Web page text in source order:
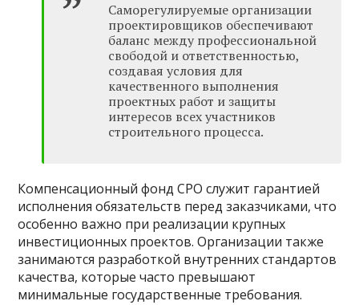
Саморегулируемые организации
проектировщиков обеспечивают
баланс между профессиональной
свободой и ответственностью,
создавая условия для
качественного выполнения
проектных работ и защиты
интересов всех участников
строительного процесса.
Компенсационный фонд СРО служит гарантией
исполнения обязательств перед заказчиками, что
особенно важно при реализации крупных
инвестиционных проектов. Организации также
занимаются разработкой внутренних стандартов
качества, которые часто превышают
минимальные государственные требования.